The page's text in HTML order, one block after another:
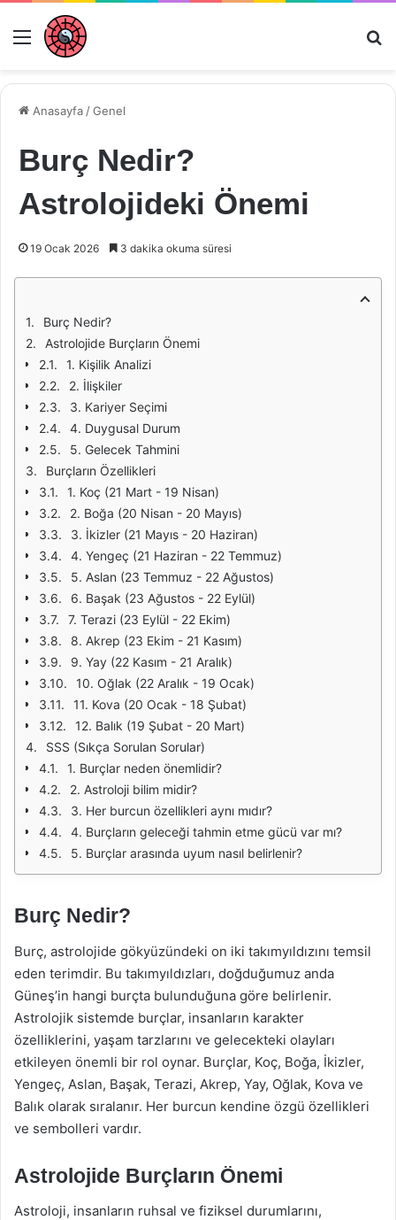
Menü
Anasayfa /Genel
Burç Nedir?
Astrolojideki Önemi
19 Ocak 2026 3 dakika okuma süresi
Burç Nedir?
Astrolojide Burçların Önemi
1. Kişilik Analizi
2. İlişkiler
3. Kariyer Seçimi
4. Duygusal Durum
5. Gelecek Tahmini
Burçların Özellikleri
1. Koç (21 Mart - 19 Nisan)
2. Boğa (20 Nisan - 20 Mayıs)
3. İkizler (21 Mayıs - 20 Haziran)
4. Yengeç (21 Haziran - 22 Temmuz)
5. Aslan (23 Temmuz - 22 Ağustos)
6. Başak (23 Ağustos - 22 Eylül)
7. Terazi (23 Eylül - 22 Ekim)
8. Akrep (23 Ekim - 21 Kasım)
9. Yay (22 Kasım - 21 Aralık)
10. Oğlak (22 Aralık - 19 Ocak)
11. Kova (20 Ocak - 18 Şubat)
12. Balık (19 Şubat - 20 Mart)
SSS (Sıkça Sorulan Sorular)
1. Burçlar neden önemlidir?
2. Astroloji bilim midir?
3. Her burcun özellikleri aynı mıdır?
4. Burçların geleceği tahmin etme gücü var mı?
5. Burçlar arasında uyum nasıl belirlenir?
Burç Nedir?
Burç, astrolojide gökyüzündeki on iki takımyıldızını temsil
eden terimdir. Bu takımyıldızları, doğduğumuz anda
Güneş’in hangi burçta bulunduğuna göre belirlenir.
Astrolojik sistemde burçlar, insanların karakter
özelliklerini, yaşam tarzlarını ve gelecekteki olayları
etkileyen önemli bir rol oynar. Burçlar, Koç, Boğa, İkizler,
Yengeç, Aslan, Başak, Terazi, Akrep, Yay, Oğlak, Kova ve
Balık olarak sıralanır. Her burcun kendine özgü özellikleri
ve sembolleri vardır.
Astrolojide Burçların Önemi
Astroloji, insanların ruhsal ve fiziksel durumlarını,